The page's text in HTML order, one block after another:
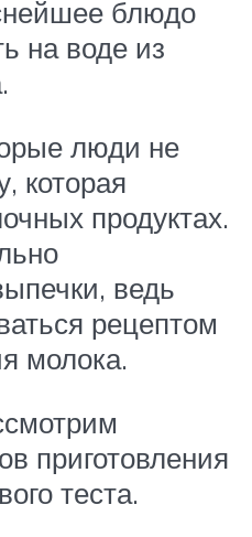
блюдо
на воде из
люди не
которая
продуктах.
ведь
рецептом
молока.
приготовления
теста.